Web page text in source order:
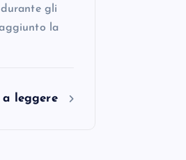
gli
la
leggere